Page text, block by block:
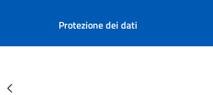
Protezione dei dati